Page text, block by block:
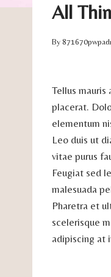
All
By
Tellus mauris
placerat.
elementum
Leo duis ut
vitae purus
Feugiat sed
malesuada
Pharetra et
scelerisque
adipiscing at